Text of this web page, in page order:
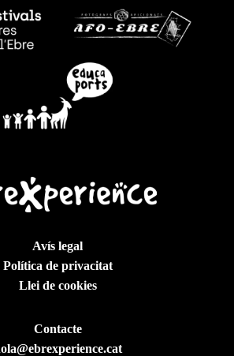
anys per a 5K i entre 16 i 17 per a 10K)
en els anys que compleix el
l’any de la cursa.
Avís legal
Política de privacitat
Llei de cookies
Contacte